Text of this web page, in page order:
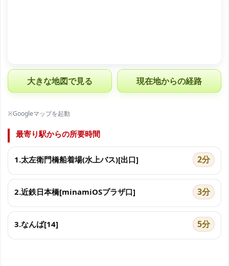
大きな地図で見る 現在地からの経路
※Googleマップを起動
最寄り駅からの所要時間
1.太左衛門橋船着場(水上バス)[出口] 2分
2.近鉄日本橋[minamiOSプラザ口] 3分
3.なんば[14] 5分